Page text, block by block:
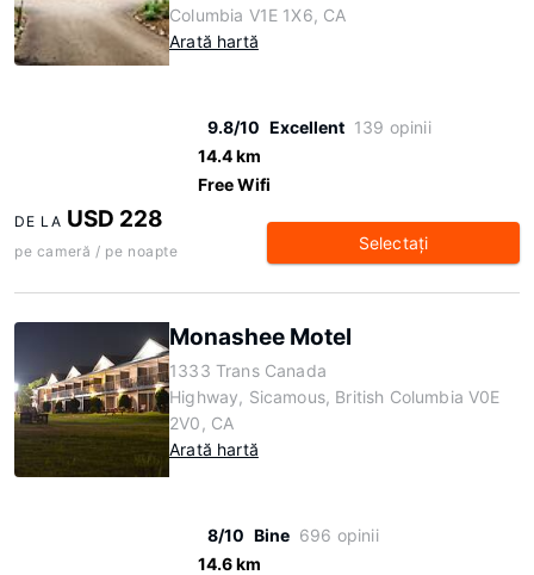
Columbia V1E 1X6, CA
Arată hartă
9.8/10 Excellent 139 opinii
14.4 km
Free Wifi
DE LA USD 228
pe cameră / pe noapte Selectaţi
Monashee Motel
1333 Trans Canada
Highway, Sicamous, British Columbia V0E
2V0, CA
Arată hartă
8/10 Bine 696 opinii
14.6 km